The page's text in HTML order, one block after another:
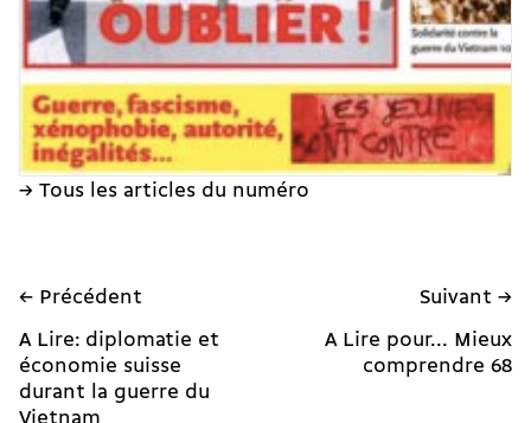
→ Tous les articles du numéro
← Précédent
A Lire: diplomatie et
économie suisse
durant la guerre du
Suivant →
A Lire pour... Mieux
comprendre 68